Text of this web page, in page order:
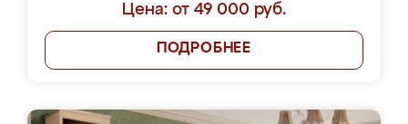
Цена: от 49 000 руб.
ПОДРОБНЕЕ